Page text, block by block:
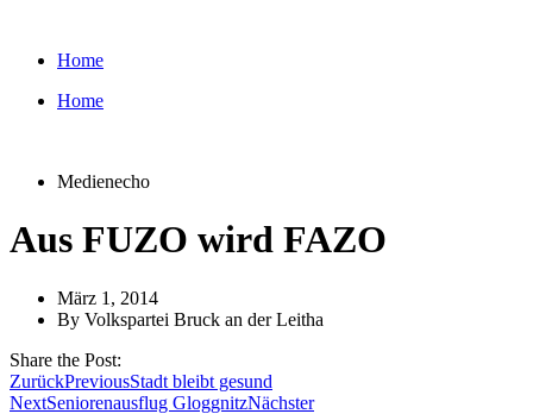
wechselnHome
Home
Medienecho
Aus FUZO wird FAZO
März 1, 2014
By Volkspartei Bruck an der Leitha
Share the Post:
ZurückPreviousStadt bleibt gesund
NextSeniorenausflug GloggnitzNächster